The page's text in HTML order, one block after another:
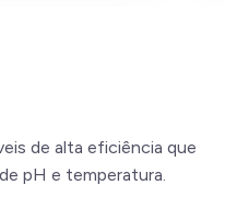
de alta eficiência que
pH e temperatura.